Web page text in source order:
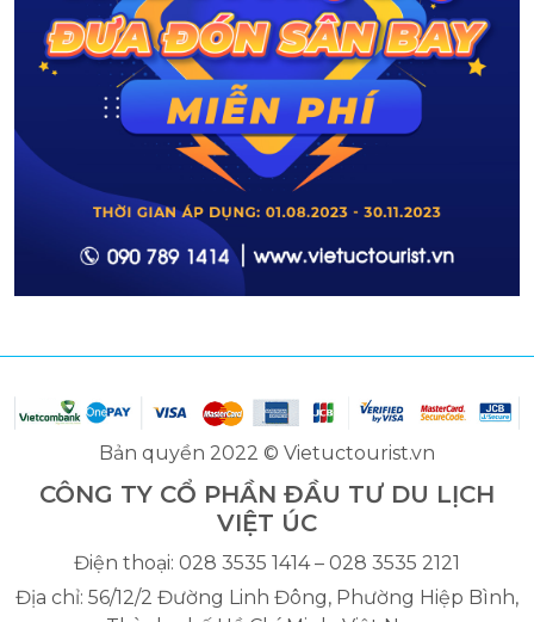
Bản quyền 2022 © Vietuctourist.vn
CÔNG TY CỔ PHẦN ĐẦU TƯ DU LỊCH
VIỆT ÚC
Điện thoại: 028 3535 1414 – 028 3535 2121
Địa chỉ: 56/12/2 Đường Linh Đông, Phường Hiệp Bình,